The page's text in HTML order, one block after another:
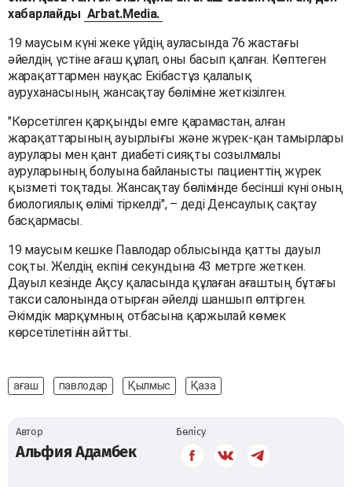
хабарлайды Arbat.Media.
19 маусым күні жеке үйдің ауласында 76 жастағы
әйелдің үстіне ағаш құлап, оны басып қалған. Көптеген
жарақаттармен науқас Екібастұз қалалық
ауруханасының жансақтау бөліміне жеткізілген.
"Көрсетілген қарқынды емге қарамастан, алған
жарақаттарының ауырлығы және жүрек-қан тамырлары
аурулары мен қант диабеті сияқты созылмалы
ауруларының болуына байланысты пациенттің жүрек
қызметі тоқтады. Жансақтау бөлімінде бесінші күні оның
биологиялық өлімі тіркелді", – деді Денсаулық сақтау
басқармасы.
19 маусым кешке Павлодар облысында қатты дауыл
соқты. Желдің екпіні секундына 43 метрге жеткен.
Дауыл кезінде Ақсу қаласында құлаған ағаштың бұтағы
такси салонында отырған әйелді шаншып өлтірген.
Әкімдік марқұмның отбасына қаржылай көмек
көрсетілетінін айтты.
ағаш павлодар Қылмыс Қаза
Автор
Альфия Адамбек
Бөлісу